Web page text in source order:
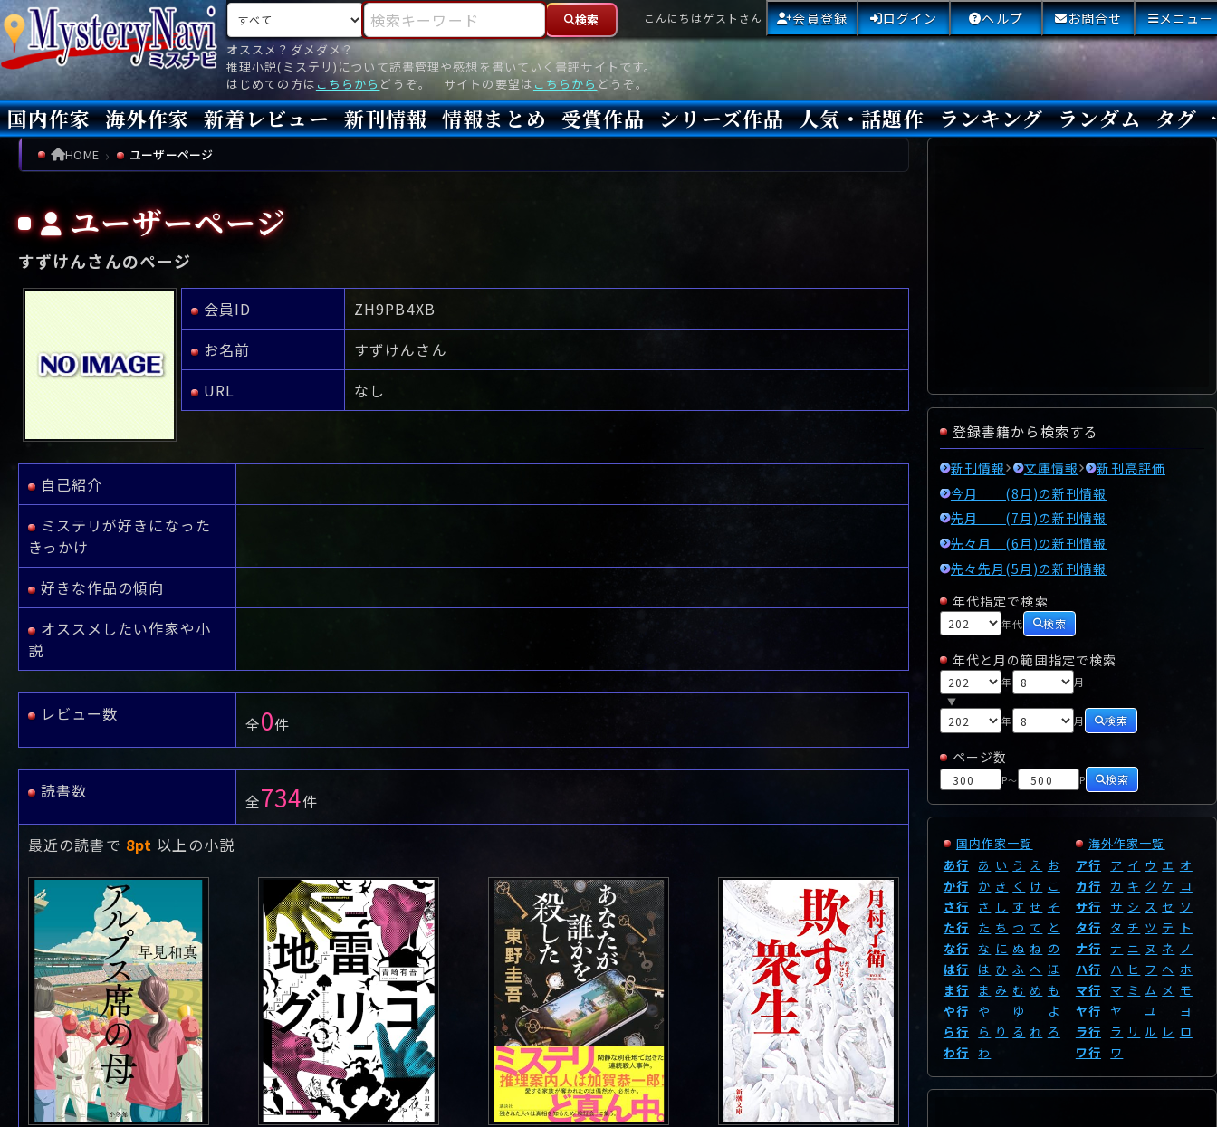
オススメ？ダメダメ？
推理小説(ミステリ)について読書管理や感想を書いていく書評サイトです。
はじめての方は こちらから どうぞ。 サイトの要望は こちらから どうぞ。
検索対象 検索キーワード
検索 こんにちはゲストさん 会員登録 ログイン ヘルプ お問合せ メニュー
国内作家
あ行 あ い う え
さ行
さ し す せ
そ
た行
た ち つ て
な行
な に ぬ
の
は行
は ひ ふ
ま行
ま み む め
も
や行
や ゆ
よ
ら行
ら り る
わ行
わ
海外作家
ア行 ア イ
サ行
サ シ ス セ
タ行
タ
ナ行
ニ ヌ
ハ行
マ行
マ ミ ム メ
モ
ヤ行
ヤ ユ
ヨ
ラ行
ラ
新着レビュー 新刊情報 情報まとめ 受賞作品 シリーズ作品 人気・話題作 ランキング ランダム タグ
HOME ユーザーページ
ユーザーページ
すずけんさんのページ
会員ID
ZH9PB4XB
お名前
すずけんさん
URL
なし
自己紹介
ミステリが好きになった
きっかけ
好きな作品の傾向
オススメしたい作家や小
説
レビュー数 全0件
読書数 全734件
最近の読書で 8pt 以上の小説
登録書籍から検索する
新刊情報 文庫情報
新刊高評価
今月 (8月)の新刊情報
先月 (7月)の新刊情報
先々月 (6月)の新刊情報
先々先月(5月)の新刊情報
年代指定で検索
年代 検索
年代と月の範囲指定で検索
年 月
▼
年 月 検索
ページ数
P～ P 検索
国内作家一覧
あ行
あ い う え お
か行
か き く け こ
さ行
さ し す せ そ
た行
た ち つ て と
な行
な に ぬ ね の
は行
は ひ ふ へ ほ
ま行
ま み む め も
や行
や ゆ
よ
ら行
ら り る れ ろ
わ行 わ
海外作家一覧
ア行
ア イ ウ エ オ
カ行
カ キ ク ケ コ
サ行
サ シ ス セ ソ
タ行
タ チ ツ テ
ト
ナ行
ナ ニ ヌ ネ ノ
ハ行
ハ ヒ フ ヘ ホ
マ行
マ ミ ム メ モ
ヤ行
ヤ ユ
ヨ
ラ行
ラ リ ル レ ロ
ワ行
ワ